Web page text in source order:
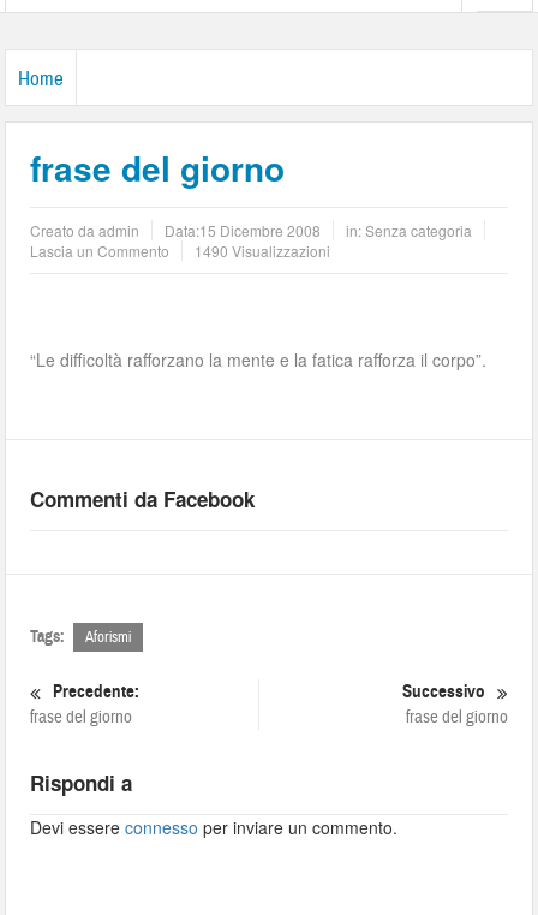
Home
frase del giorno
Creato daadmin Data:15 Dicembre 2008
in: Senza categoria
Lascia un Commento
1490 Visualizzazioni
“Le difficoltà rafforzano la mente e la fatica rafforza il corpo”.
Commenti da Facebook
Tags: Aforismi
Precedente:
frase del giorno
Successivo
frase del giorno
Rispondi a
Devi essereconnesso per inviare un commento.